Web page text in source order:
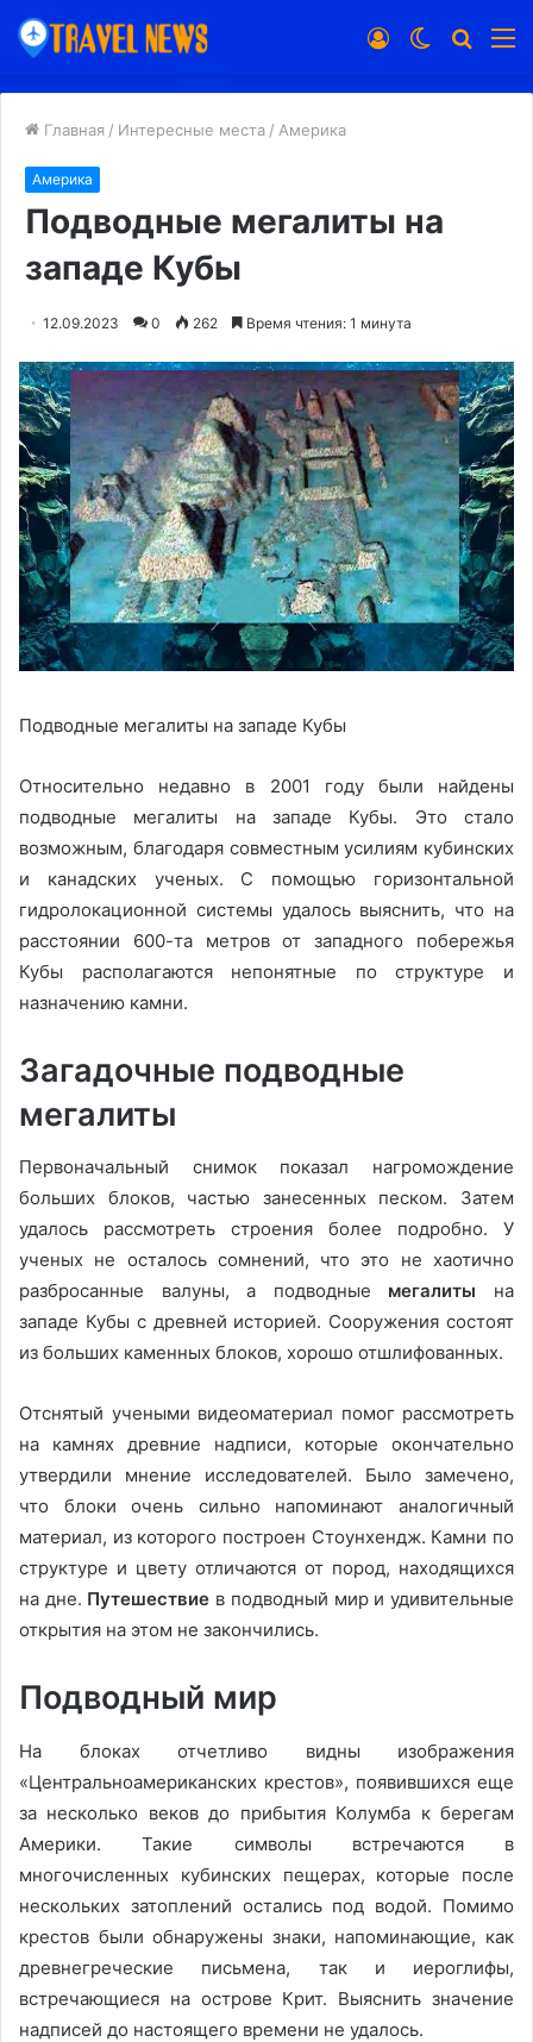
Switch
Войти
Главная / Интересные места / Америка
Америка
Подводные мегалиты на
западе Кубы
12.09.2023 0 262 Время чтения: 1 минута
Подводные мегалиты на западе Кубы
Относительно недавно в 2001 году были найдены
подводные мегалиты на западе Кубы. Это стало
возможным, благодаря совместным усилиям кубинских
и канадских ученых. С помощью горизонтальной
гидролокационной системы удалось выяснить, что на
расстоянии 600-та метров от западного побережья
Кубы располагаются непонятные по структуре и
назначению камни.
Загадочные подводные
мегалиты
Первоначальный снимок показал нагромождение
больших блоков, частью занесенных песком. Затем
удалось рассмотреть строения более подробно. У
ученых не осталось сомнений, что это не хаотично
разбросанные валуны, а подводные мегалиты на
западе Кубы с древней историей. Сооружения состоят
из больших каменных блоков, хорошо отшлифованных.
Отснятый учеными видеоматериал помог рассмотреть
на камнях древние надписи, которые окончательно
утвердили мнение исследователей. Было замечено,
что блоки очень сильно напоминают аналогичный
материал, из которого построен Стоунхендж. Камни по
структуре и цвету отличаются от пород, находящихся
на дне. Путешествие в подводный мир и удивительные
открытия на этом не закончились.
Подводный мир
На блоках отчетливо видны изображения
«Центральноамериканских крестов», появившихся еще
за несколько веков до прибытия Колумба к берегам
Америки. Такие символы встречаются в
многочисленных кубинских пещерах, которые после
нескольких затоплений остались под водой. Помимо
крестов были обнаружены знаки, напоминающие, как
древнегреческие письмена, так и иероглифы,
встречающиеся на острове Крит. Выяснить значение
надписей до настоящего времени не удалось.